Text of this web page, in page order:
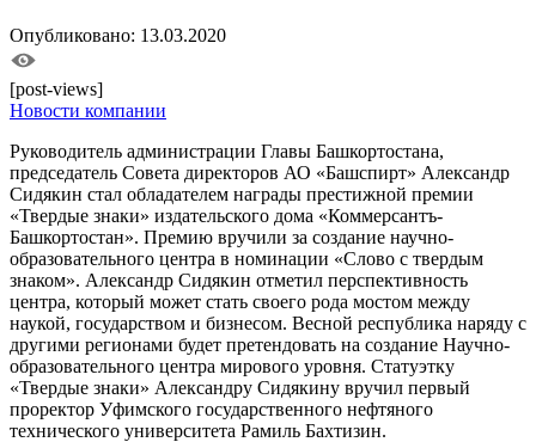
Опубликовано: 13.03.2020
[post-views]
Новости компании
Руководитель администрации Главы Башкортостана,
председатель Совета директоров АО «Башспирт» Александр
Сидякин стал обладателем награды престижной премии
«Твердые знаки» издательского дома «Коммерсантъ-
Башкортостан». Премию вручили за создание научно-
образовательного центра в номинации «Слово с твердым
знаком». Александр Сидякин отметил перспективность
центра, который может стать своего рода мостом между
наукой, государством и бизнесом. Весной республика наряду с
другими регионами будет претендовать на создание Научно-
образовательного центра мирового уровня. Статуэтку
«Твердые знаки» Александру Сидякину вручил первый
проректор Уфимского государственного нефтяного
технического университета Рамиль Бахтизин.